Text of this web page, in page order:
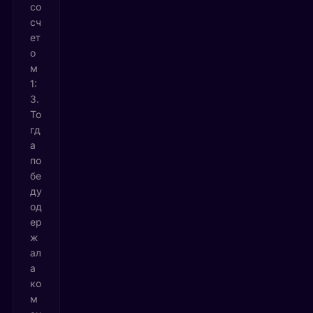
со
сч
ет
о
м
1:
3.
То
гд
а
по
бе
ду
од
ер
ж
ал
а
ко
м